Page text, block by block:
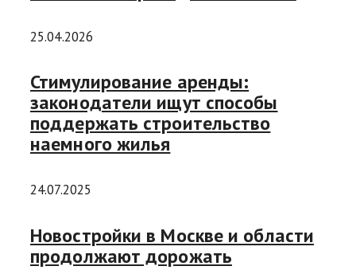
25.04.2026
Стимулирование аренды:
законодатели ищут способы
поддержать строительство
наемного жилья
24.07.2025
Новостройки в Москве и области
продолжают дорожать